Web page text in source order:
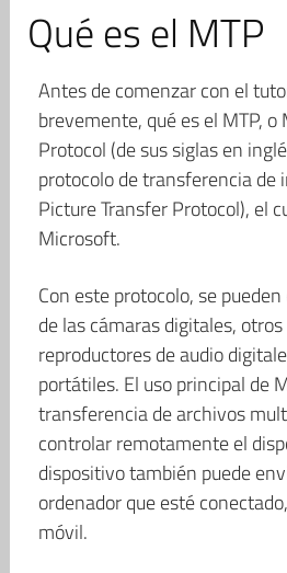
Qué es el MTP
Antes de comenzar con el
brevemente, qué es el MTP, o
Protocol (de sus siglas en
protocolo de transferencia de
Picture Transfer Protocol), el
Microsoft.
Con este protocolo, se
de las cámaras digitales,
reproductores de audio
portátiles. El uso principal de
transferencia de archivos
controlar remotamente el
dispositivo también puede
ordenador que esté
móvil.